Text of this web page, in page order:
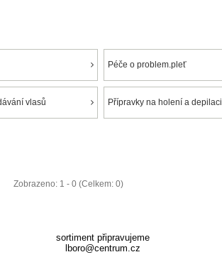
Péče o problem.pleť
vlasů Přípravky na holení a depilaci
Zobrazeno: 1 - 0 (Celkem: 0)
sortiment připravujeme
lboro@centrum.cz